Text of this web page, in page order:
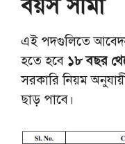
বয়স সীমা
এই পদগুলিতে
হতে হবে ১৮ বছর
সরকারি নিয়ম অনুযায়ী
ছাড় পাবে।